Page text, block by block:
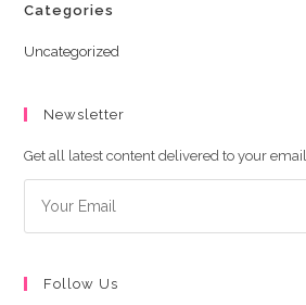
Categories
Uncategorized
Newsletter
Get all latest content delivered to your email.
Follow Us